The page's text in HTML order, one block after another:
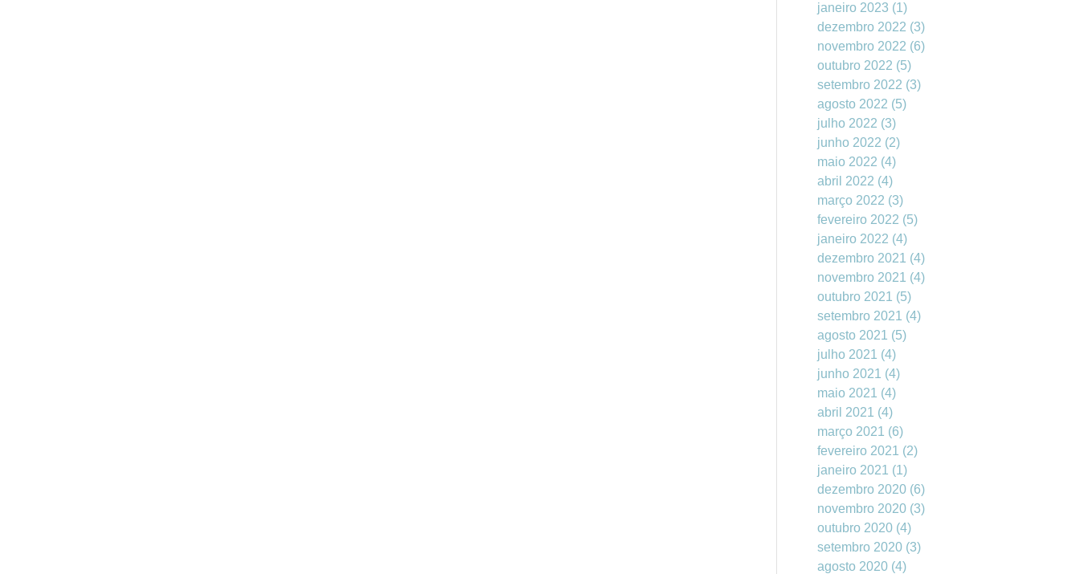
janeiro 2023 (1)
dezembro 2022 (3)
novembro 2022 (6)
outubro 2022 (5)
setembro 2022 (3)
agosto 2022 (5)
julho 2022 (3)
junho 2022 (2)
maio 2022 (4)
abril 2022 (4)
março 2022 (3)
fevereiro 2022 (5)
janeiro 2022 (4)
dezembro 2021 (4)
novembro 2021 (4)
outubro 2021 (5)
setembro 2021 (4)
agosto 2021 (5)
julho 2021 (4)
junho 2021 (4)
maio 2021 (4)
abril 2021 (4)
março 2021 (6)
fevereiro 2021 (2)
janeiro 2021 (1)
dezembro 2020 (6)
novembro 2020 (3)
outubro 2020 (4)
setembro 2020 (3)
agosto 2020 (4)